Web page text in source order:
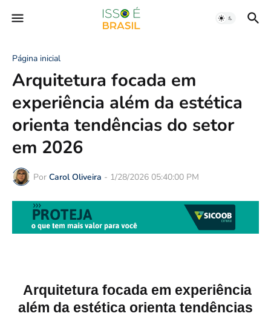
Página inicial
Arquitetura focada em
experiência além da estética
orienta tendências do setor
em 2026
Por Carol Oliveira - 1/28/2026 05:40:00 PM
Arquitetura focada em experiência
além da estética orienta tendências